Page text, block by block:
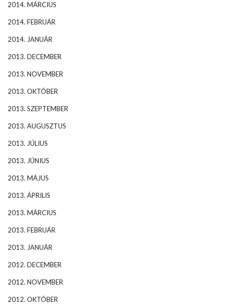
2014. MÁRCIUS
2014. FEBRUÁR
2014. JANUÁR
2013. DECEMBER
2013. NOVEMBER
2013. OKTÓBER
2013. SZEPTEMBER
2013. AUGUSZTUS
2013. JÚLIUS
2013. JÚNIUS
2013. MÁJUS
2013. ÁPRILIS
2013. MÁRCIUS
2013. FEBRUÁR
2013. JANUÁR
2012. DECEMBER
2012. NOVEMBER
2012. OKTÓBER